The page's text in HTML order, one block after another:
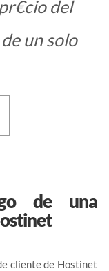
del
un solo
de una
cliente de Hostinet